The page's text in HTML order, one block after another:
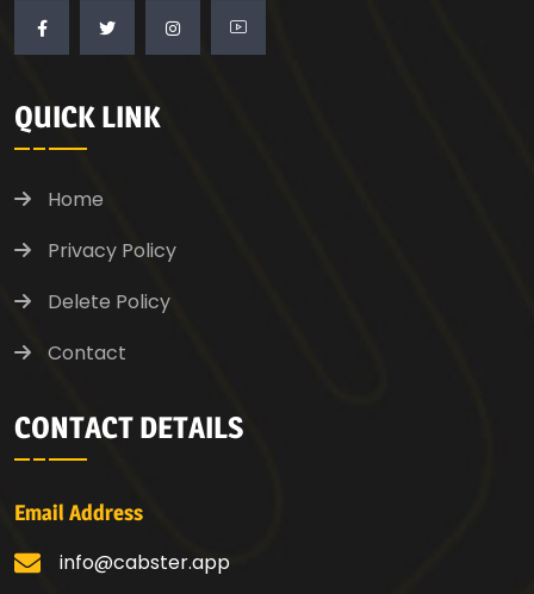
QUICK LINK
Home
Privacy Policy
Delete Policy
Contact
CONTACT DETAILS
Email Address
info@cabster.app